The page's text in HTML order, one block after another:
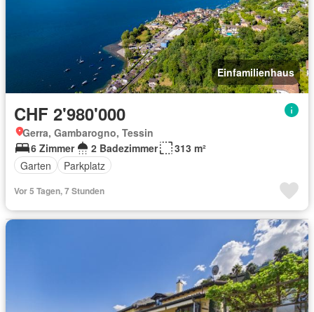
Einfamilienhaus
CHF 2'980'000
Gerra, Gambarogno, Tessin
6 Zimmer
2 Badezimmer
313 m²
Garten
Parkplatz
Vor 5 Tagen, 7 Stunden